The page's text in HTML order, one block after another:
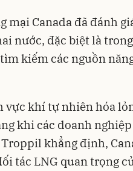
mại Canada đã đánh
nước, đặc biệt là
kiếm các nguồn
vực khí tự nhiên hóa
khi các doanh
Troppil khẳng định,
tác LNG quan trọng